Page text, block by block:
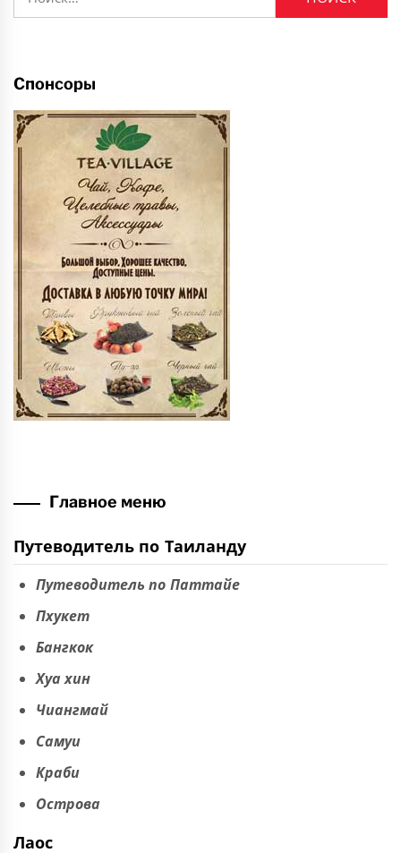
Спонсоры
Главное меню
Путеводитель по Таиланду
Путеводитель по Паттайе
Пхукет
Бангкок
Хуа хин
Чиангмай
Самуи
Краби
Острова
Лаос